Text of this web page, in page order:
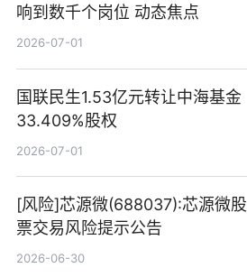
响到数千个岗位 动态焦点
2026-07-01
国联民生1.53亿元转让中海基金
33.409%股权
2026-07-01
[风险]芯源微(688037):芯源微股
票交易风险提示公告
2026-06-30